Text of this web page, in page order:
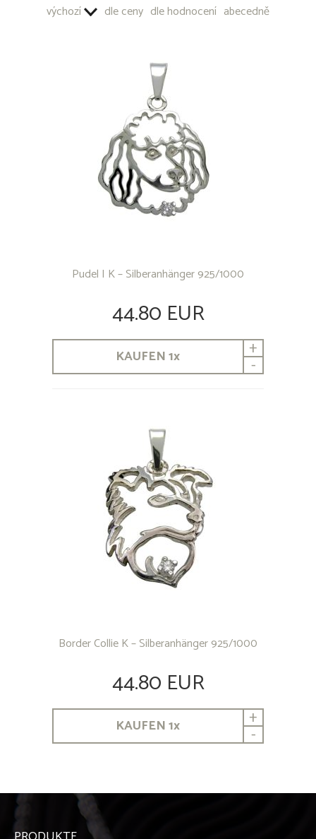
výchozí
dle ceny dle hodnocení abecedně
Pudel I K – Silberanhänger 925/1000
44.80 EUR
KAUFEN1x +
-
Border Collie K – Silberanhänger 925/1000
44.80 EUR
KAUFEN1x +
-